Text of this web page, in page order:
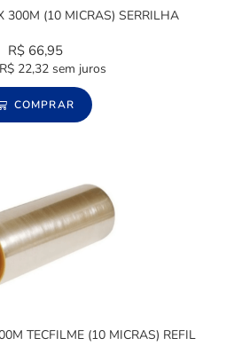
300M (10 MICRAS) SERRILHA
R$ 66,95
R$22,32sem juros
COMPRAR
TECFILME (10 MICRAS) REFIL